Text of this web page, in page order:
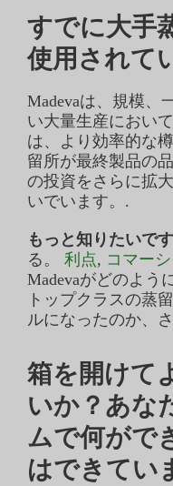
すでに大手
使用されて
Madevaは、規模、
い大量生産におい
は、より効率的な
留所が最終製品の
の投資をさらに拡
いでいます。.
もっと知りたいで
る。 利点, コマー
Madevaがどのよう
トップクラスの蒸
ルになったのか、
箱を開けて
いか？あな
ムで何がで
はできてい